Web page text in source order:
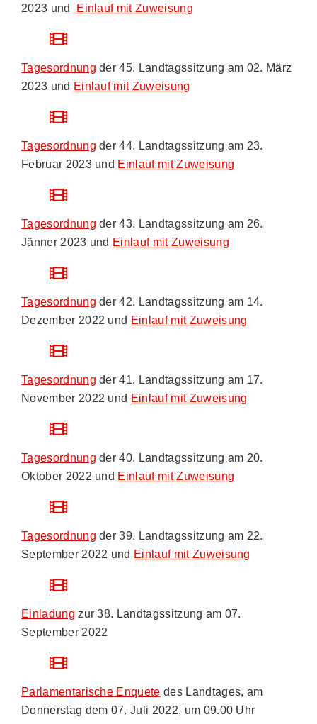
2023 und Einlauf mit Zuweisung
Tagesordnung der 45. Landtagssitzung am 02. März
2023 und Einlauf mit Zuweisung
Tagesordnung der 44. Landtagssitzung am 23.
Februar 2023 und Einlauf mit Zuweisung
Tagesordnung der 43. Landtagssitzung am 26.
Jänner 2023 und Einlauf mit Zuweisung
Tagesordnung der 42. Landtagssitzung am 14.
Dezember 2022 und Einlauf mit Zuweisung
Tagesordnung der 41. Landtagssitzung am 17.
November 2022 und Einlauf mit Zuweisung
Tagesordnung der 40. Landtagssitzung am 20.
Oktober 2022 und Einlauf mit Zuweisung
Tagesordnung der 39. Landtagssitzung am 22.
September 2022 und Einlauf mit Zuweisung
Einladung zur 38. Landtagssitzung am 07.
September 2022
Parlamentarische Enquete des Landtages, am
Donnerstag dem 07. Juli 2022, um 09.00 Uhr